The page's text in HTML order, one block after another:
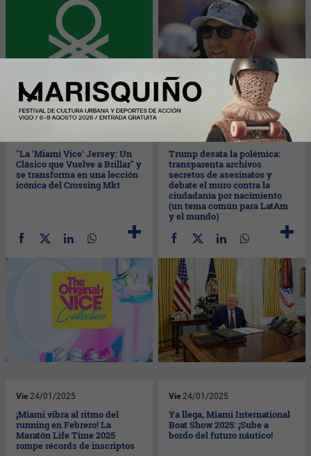
"La 'Miami Vice' Jersey: Un
Clásico que Vuelve a Brillar" y
se transforma en una lección
icónica del Crossing Mkt
27/01/2025
Trump desata la polémica:
transparenta archivos
secretos de asesinatos y
debate el muro contra la
ciudadanía por nacimiento
(un tema común para LatAm
y el mundo)
Vie 24/01/2025
¡Miami vibra al ritmo del
running en Febrero! La
Maratón Life Time 2025
rompe récords de inscriptos
Vie 24/01/2025
Ya llega, Miami International
Boat Show 2025: ¡Sube a
bordo del futuro náutico!